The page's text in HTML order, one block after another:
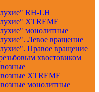
RH-LH
XTREME
монолитные
Левое вращение
Правое вращение
хвостовиком
XTREME
монолитные